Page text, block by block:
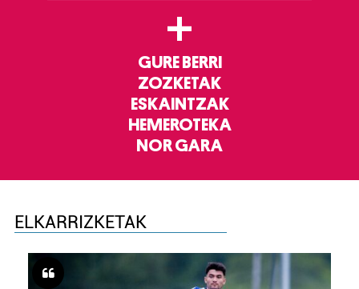
+
GURE BERRI
ZOZKETAK
ESKAINTZAK
HEMEROTEKA
NOR GARA
ELKARRIZKETAK